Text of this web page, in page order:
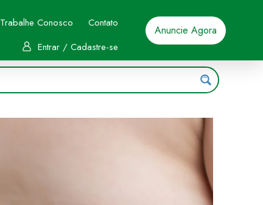
Trabalhe Conosco
Contato
Entrar / Cadastre-se
Anuncie Agora